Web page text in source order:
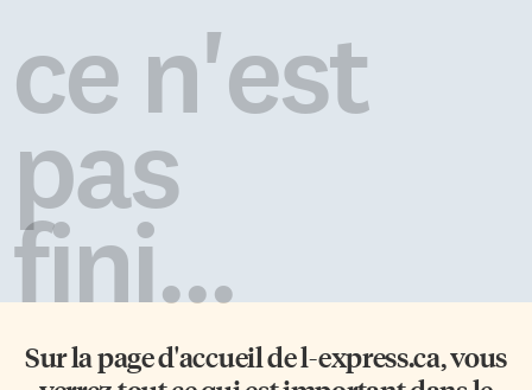
nécessaire d’avoir participé à la
formulation initiale du projet
d’assassinat, ni d’avoir été
présent lors du meurtre. […]
ce n'est
pas
fini...
Sur la page d'accueil del-express.ca, vous